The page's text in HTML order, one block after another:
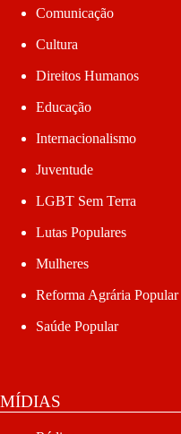
Comunicação
Cultura
Direitos Humanos
Educação
Internacionalismo
Juventude
LGBT Sem Terra
Lutas Populares
Mulheres
Reforma Agrária Popular
Saúde Popular
MÍDIAS